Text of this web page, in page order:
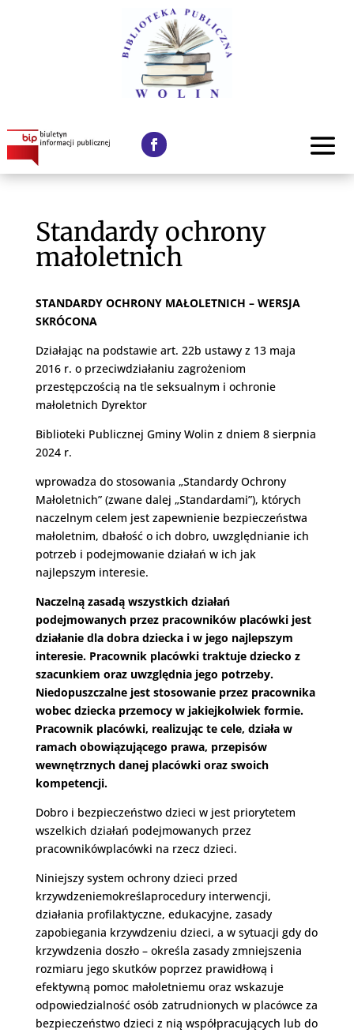
Standardy ochrony
małoletnich
STANDARDY OCHRONY MAŁOLETNICH – WERSJA
SKRÓCONA
Działając na podstawie art. 22b ustawy z 13 maja
2016 r. o przeciwdziałaniu zagrożeniom
przestępczością na tle seksualnym i ochronie
małoletnich Dyrektor
Biblioteki Publicznej Gminy Wolin z dniem 8 sierpnia
2024 r.
wprowadza do stosowania „Standardy Ochrony
Małoletnich” (zwane dalej „Standardami”), których
naczelnym celem jest zapewnienie bezpieczeństwa
małoletnim, dbałość o ich dobro, uwzględnianie ich
potrzeb i podejmowanie działań w ich jak
najlepszym interesie.
Naczelną zasadą wszystkich działań
podejmowanych przez pracowników placówki jest
działanie dla dobra dziecka i w jego najlepszym
interesie. Pracownik placówki traktuje dziecko z
szacunkiem oraz uwzględnia jego potrzeby.
Niedopuszczalne jest stosowanie przez pracownika
wobec dziecka przemocy w jakiejkolwiek formie.
Pracownik placówki, realizując te cele, działa w
ramach obowiązującego prawa, przepisów
wewnętrznych danej placówki oraz swoich
kompetencji.
Dobro i bezpieczeństwo dzieci w jest priorytetem
wszelkich działań podejmowanych przez
pracownikówplacówki na rzecz dzieci.
Niniejszy system ochrony dzieci przed
krzywdzeniemokreślaprocedury interwencji,
działania profilaktyczne, edukacyjne, zasady
zapobiegania krzywdzeniu dzieci, a w sytuacji gdy do
krzywdzenia doszło – określa zasady zmniejszenia
rozmiaru jego skutków poprzez prawidłową i
efektywną pomoc małoletniemu oraz wskazuje
odpowiedzialność osób zatrudnionych w placówce za
bezpieczeństwo dzieci z nią współpracujących lub do